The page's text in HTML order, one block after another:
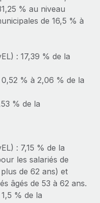
% au niveau
de 16,5 % à
: 17,39 % de la
% à 2,06 % de la
% de la
: 7,15 % de la
les salariés de
de 62 ans) et
âgés de 53 à 62 ans.
% de la